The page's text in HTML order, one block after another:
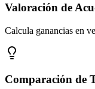
Valoración de
Calcula ganancias en
Comparación de